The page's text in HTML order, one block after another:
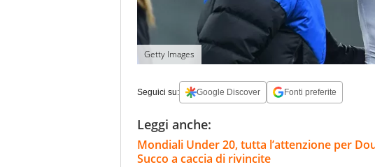
Getty Images
Seguici su: Google Discover Fonti preferite
Leggi anche:
Mondiali Under 20, tutta l’attenzione per
Succo a caccia di rivincite